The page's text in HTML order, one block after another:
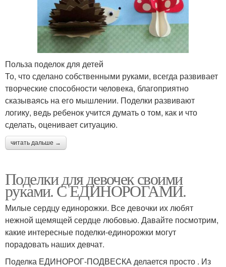
Польза поделок для детей
То, что сделано собственными руками, всегда развивает
творческие способности человека, благоприятно
сказываясь на его мышлении. Поделки развивают
логику, ведь ребенок учится думать о том, как и что
сделать, оценивает ситуацию.
читать дальше →
Поделки для девочек своими
руками. С ЕДИНОРОГАМИ.
Милые сердцу единорожки. Все девочки их любят
нежной щемящей сердце любовью. Давайте посмотрим,
какие интересные поделки-единорожки могут
порадовать наших девчат.
Поделка ЕДИНОРОГ-ПОДВЕСКА делается просто . Из